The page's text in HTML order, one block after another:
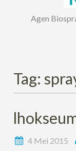
Agen
Tag:
4 Mei 2015